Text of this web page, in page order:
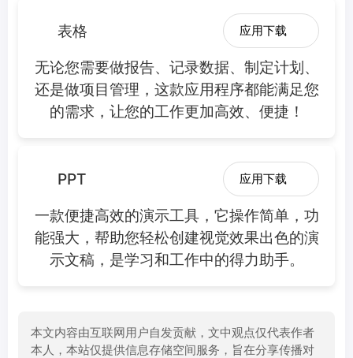
表格 应用下载
无论您需要做报告、记录数据、制定计划、
还是做项目管理，这款应用程序都能满足您
的需求，让您的工作更加高效、便捷！
PPT 应用下载
一款便捷高效的演示工具，它操作简单，功
能强大，帮助您轻松创建视觉效果出色的演
示文稿，是学习和工作中的得力助手。
本文内容由互联网用户自发贡献，文中观点仅代表作者
本人，本站仅提供信息存储空间服务，旨在分享传播对